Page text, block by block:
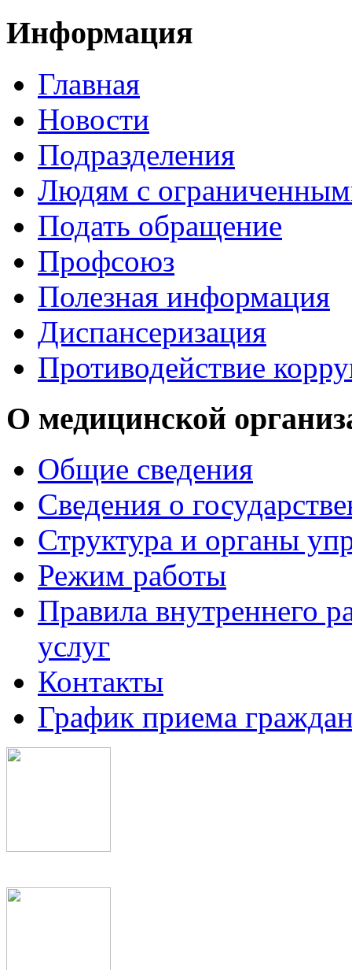
Информация
Главная
Новости
Подразделения
Людям с
Подать обращение
Профсоюз
Полезная информация
Диспансеризация
Противодействие
О медицинской
Общие сведения
Сведения о
Структура и органы
Режим работы
Правила внутреннего
услуг
Контакты
График приема